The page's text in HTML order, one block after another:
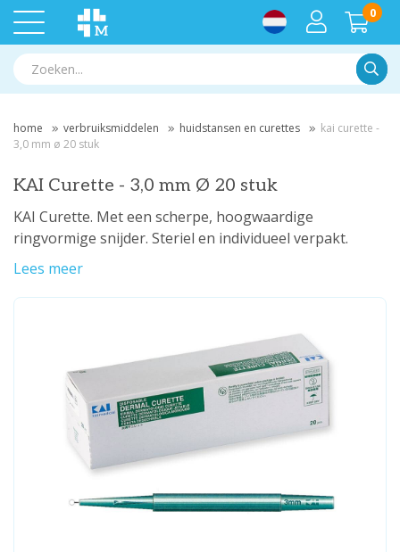
0
home verbruiksmiddelen huidstansen en curettes
kai curette -
3,0 mm ø 20 stuk
KAI Curette - 3,0 mm Ø 20 stuk
KAI Curette. Met een scherpe, hoogwaardige
ringvormige snijder. Steriel en individueel verpakt.
Lees meer